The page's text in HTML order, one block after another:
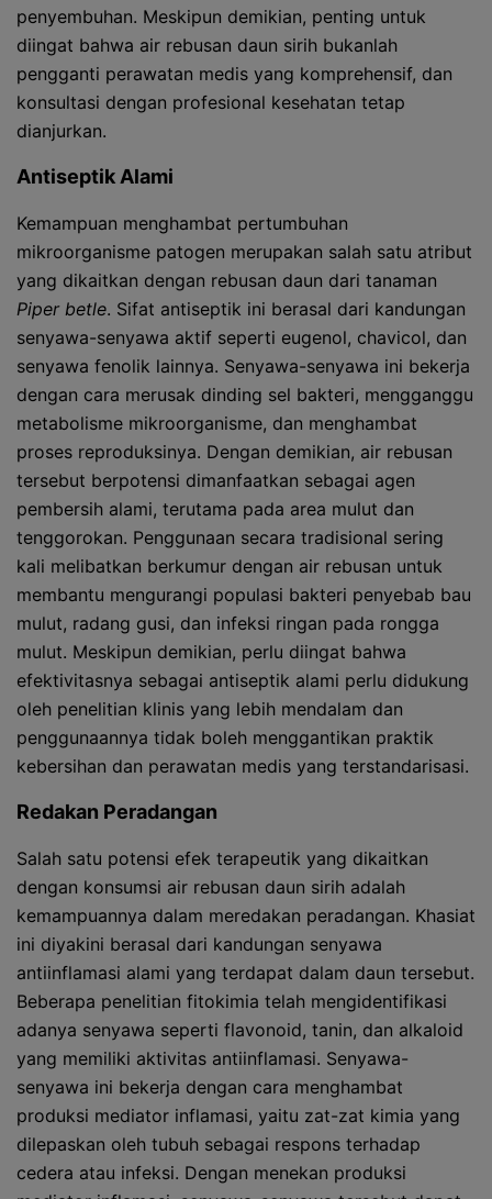
penyembuhan. Meskipun demikian, penting untuk
diingat bahwa air rebusan daun sirih bukanlah
pengganti perawatan medis yang komprehensif, dan
konsultasi dengan profesional kesehatan tetap
dianjurkan.
Antiseptik Alami
Kemampuan menghambat pertumbuhan
mikroorganisme patogen merupakan salah satu atribut
yang dikaitkan dengan rebusan daun dari tanaman
Piper betle. Sifat antiseptik ini berasal dari kandungan
senyawa-senyawa aktif seperti eugenol, chavicol, dan
senyawa fenolik lainnya. Senyawa-senyawa ini bekerja
dengan cara merusak dinding sel bakteri, mengganggu
metabolisme mikroorganisme, dan menghambat
proses reproduksinya. Dengan demikian, air rebusan
tersebut berpotensi dimanfaatkan sebagai agen
pembersih alami, terutama pada area mulut dan
tenggorokan. Penggunaan secara tradisional sering
kali melibatkan berkumur dengan air rebusan untuk
membantu mengurangi populasi bakteri penyebab bau
mulut, radang gusi, dan infeksi ringan pada rongga
mulut. Meskipun demikian, perlu diingat bahwa
efektivitasnya sebagai antiseptik alami perlu didukung
oleh penelitian klinis yang lebih mendalam dan
penggunaannya tidak boleh menggantikan praktik
kebersihan dan perawatan medis yang terstandarisasi.
Redakan Peradangan
Salah satu potensi efek terapeutik yang dikaitkan
dengan konsumsi air rebusan daun sirih adalah
kemampuannya dalam meredakan peradangan. Khasiat
ini diyakini berasal dari kandungan senyawa
antiinflamasi alami yang terdapat dalam daun tersebut.
Beberapa penelitian fitokimia telah mengidentifikasi
adanya senyawa seperti flavonoid, tanin, dan alkaloid
yang memiliki aktivitas antiinflamasi. Senyawa-
senyawa ini bekerja dengan cara menghambat
produksi mediator inflamasi, yaitu zat-zat kimia yang
dilepaskan oleh tubuh sebagai respons terhadap
cedera atau infeksi. Dengan menekan produksi